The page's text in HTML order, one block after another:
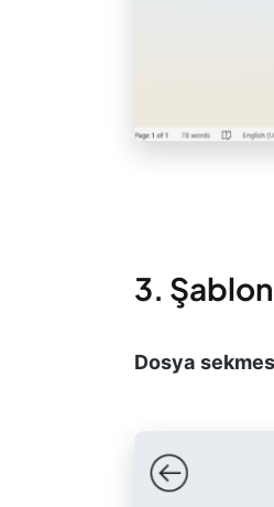
3.
Dosya